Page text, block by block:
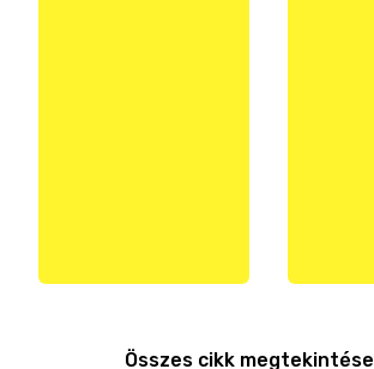
Összes cikk megtekintése